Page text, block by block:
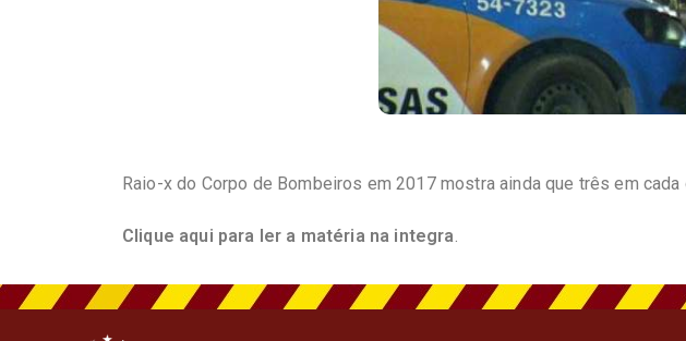
Raio-x do Corpo de Bombeiros em 2017 mostra ainda que três em
Clique aqui para ler a matéria na integra.